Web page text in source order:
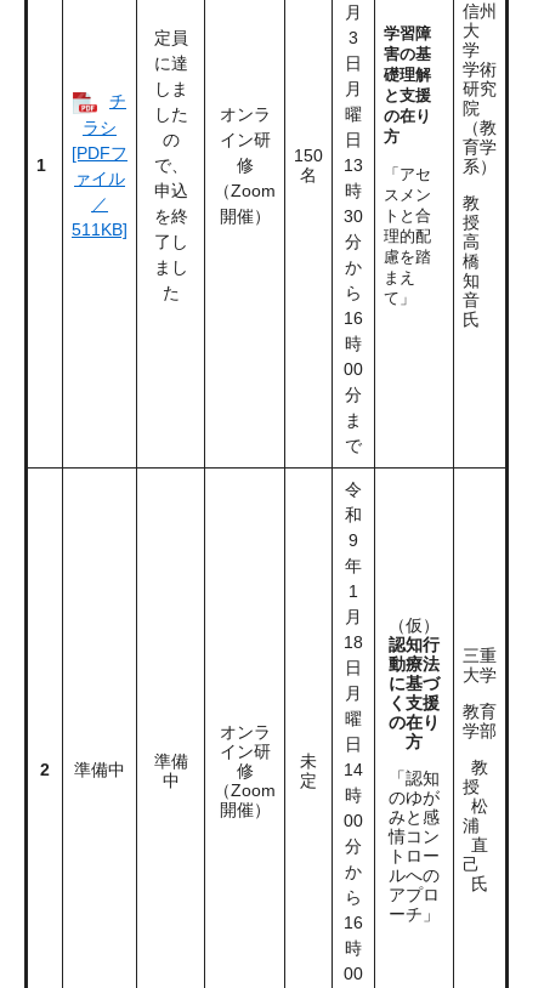
1
チ
ラシ
[PDFフ
ァイル
／
511KB]
定員
に達
しま
した
の
で、
申込
を終
了し
まし
オンラ
イン研
修
（Zoom
開催）
150
名
月
3
日
月
曜
日
13
時
30
分
か
ら
16
時
00
分
ま
で
学習障
害の基
礎理解
と支援
の在り
方
「アセ
スメン
トと合
理的配
慮を踏
まえ
て」
信州
大
学
学術
研究
院
（教
育学
系）
教
授
高
橋
知
音
氏
2 準備中
準備
中
オンラ
イン研
修
（Zoom
開催）
未
定
令
和
9
年
1
月
18
日
月
曜
日
14
時
00
分
か
ら
16
時
00
（仮）
認知行
動療法
に基づ
く支援
の在り
方
「認知
のゆが
みと感
情コン
トロー
ルへの
アプロ
ーチ」
三重
大学
教育
学部
教
授
松
浦
直
己
氏